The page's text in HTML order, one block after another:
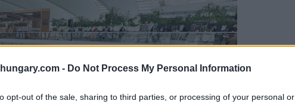
- Do Not Process My Personal Information
opt-out of the sale, sharing to third parties, or processing of your personal or